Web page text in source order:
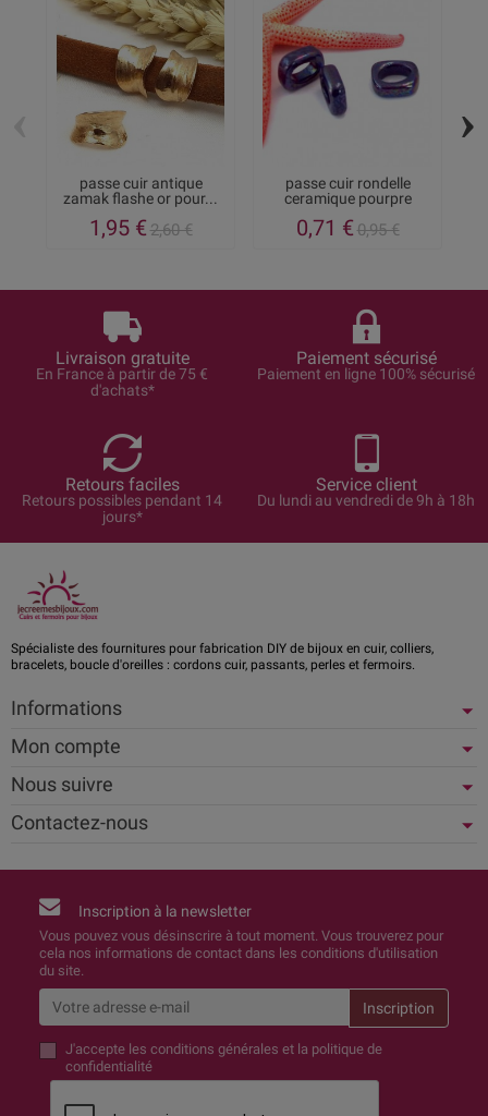
passe cuir antique
zamak flashe or pour...
1,95 €2,60 €
passe cuir rondelle
ceramique pourpre
0,71 €0,95 €
›
Livraison gratuite
En France à partir de 75 €
d'achats*
Paiement sécurisé
Paiement en ligne 100% sécurisé
Retours faciles
Retours possibles pendant 14
jours*
Service client
Du lundi au vendredi de 9h à 18h
Spécialiste des fournitures pour fabrication DIY de bijoux en cuir, colliers,
bracelets, boucle d'oreilles : cordons cuir, passants, perles et fermoirs.
Informations
Mon compte
Nous suivre
Contactez-nous
Inscription à la newsletter
Vous pouvez vous désinscrire à tout moment. Vous trouverez pour
cela nos informations de contact dans les conditions d'utilisation
du site.
J'accepte les conditions générales et la politique de
confidentialité